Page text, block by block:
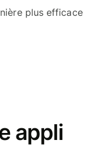
plus efficace
appli